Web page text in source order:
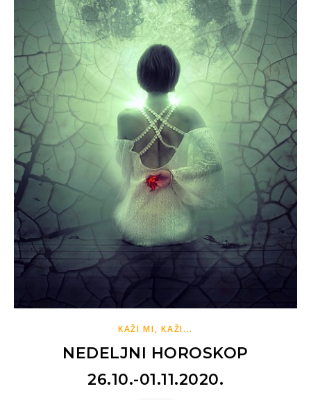
KAŽI MI, KAŽI...
NEDELJNI HOROSKOP
26.10.-01.11.2020.